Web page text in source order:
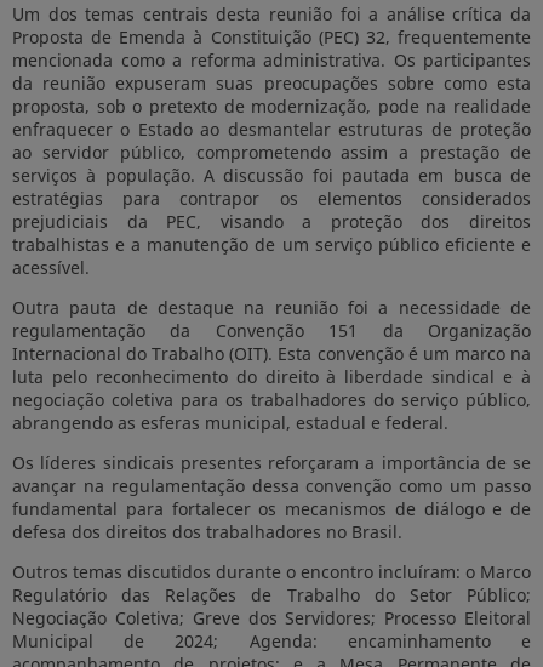
Um dos temas centrais desta reunião foi a análise crítica da
Proposta de Emenda à Constituição (PEC) 32, frequentemente
mencionada como a reforma administrativa. Os participantes
da reunião expuseram suas preocupações sobre como esta
proposta, sob o pretexto de modernização, pode na realidade
enfraquecer o Estado ao desmantelar estruturas de proteção
ao servidor público, comprometendo assim a prestação de
serviços à população. A discussão foi pautada em busca de
estratégias para contrapor os elementos considerados
prejudiciais da PEC, visando a proteção dos direitos
trabalhistas e a manutenção de um serviço público eficiente e
acessível.
Outra pauta de destaque na reunião foi a necessidade de
regulamentação da Convenção 151 da Organização
Internacional do Trabalho (OIT). Esta convenção é um marco na
luta pelo reconhecimento do direito à liberdade sindical e à
negociação coletiva para os trabalhadores do serviço público,
abrangendo as esferas municipal, estadual e federal.
Os líderes sindicais presentes reforçaram a importância de se
avançar na regulamentação dessa convenção como um passo
fundamental para fortalecer os mecanismos de diálogo e de
defesa dos direitos dos trabalhadores no Brasil.
Outros temas discutidos durante o encontro incluíram: o Marco
Regulatório das Relações de Trabalho do Setor Público;
Negociação Coletiva; Greve dos Servidores; Processo Eleitoral
Municipal de 2024; Agenda: encaminhamento e